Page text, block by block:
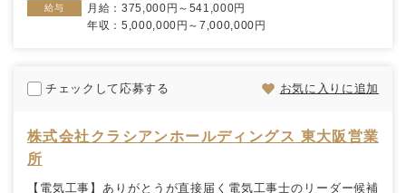
給与
月給：375,000円～541,000円
年収：5,000,000円～7,000,000円
チェックして応募する お気に入りに追加
株式会社クラシアンホールディングス 東大阪営業
所
【電気工事】ありがとうが直接届く電気工事士のリーダー候補